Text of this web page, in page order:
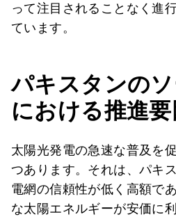
って注目されることなく進
ています。
パキスタンの
における推進要
太陽光発電の急速な普及を
つあります。それは、パキ
電網の信頼性が低く高額で
な太陽エネルギーが安価に